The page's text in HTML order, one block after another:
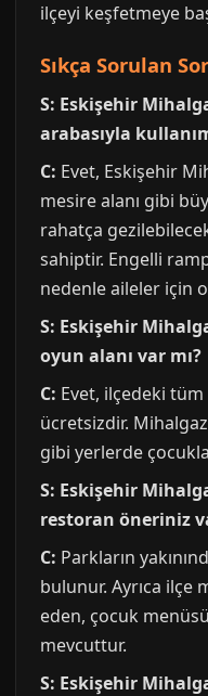
ilçeyi keşfetmeye
Sıkça Sorulan
S: Eskişehir
arabasıyla
C: Evet, Eskişehir
mesire alanı gibi
rahatça
sahiptir. Engelli
nedenle aileler için
S: Eskişehir
oyun alanı var mı?
C: Evet, ilçedeki
ücretsizdir.
gibi yerlerde
S: Eskişehir
restoran öneriniz
C: Parkların
bulunur. Ayrıca ilçe
eden, çocuk
mevcuttur.
S: Eskişehir